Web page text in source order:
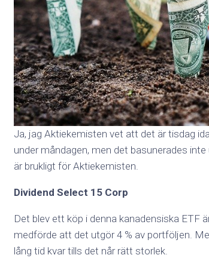
Ja, jag Aktiekemisten vet att det är tisdag
under måndagen, men det basunerades
är brukligt för Aktiekemisten.
Dividend Select 15 Corp
Det blev ett köp i denna kanadensiska ETF
medförde att det utgör 4 % av portföljen.
lång tid kvar tills det når rätt storlek.